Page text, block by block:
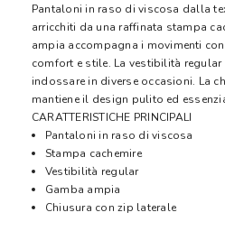
Pantaloni in raso di viscosa dalla
arricchiti da una raffinata stampa
ampia accompagna i movimenti
comfort e stile. La vestibilità
indossare in diverse occasioni. La
mantiene il design pulito ed
CARATTERISTICHE PRINCIPALI
Pantaloni in raso di viscosa
Stampa cachemire
Vestibilità regular
Gamba ampia
Chiusura con zip laterale